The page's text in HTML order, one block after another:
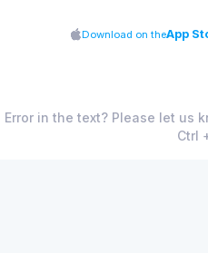
Download on theApp
Error in the text? Please let us
Ctrl